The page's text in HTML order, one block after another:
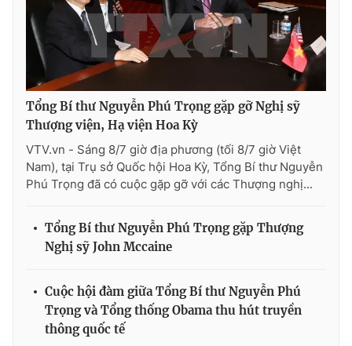
® Cấm sao chép dưới mọi hình thức nếu không có sự chấp
thuận bằng văn bản. Ghi rõ nguồn VTV.vn khi phát hành lại
thông tin từ website này.
Tổng Bí thư Nguyễn Phú Trọng gặp gỡ Nghị sỹ
Thượng viện, Hạ viện Hoa Kỳ
VTV.vn - Sáng 8/7 giờ địa phương (tối 8/7 giờ Việt
Nam), tại Trụ sở Quốc hội Hoa Kỳ, Tổng Bí thư Nguyễn
Phú Trọng đã có cuộc gặp gỡ với các Thượng nghị...
Tổng Bí thư Nguyễn Phú Trọng gặp Thượng
Nghị sỹ John Mccaine
Cuộc hội đàm giữa Tổng Bí thư Nguyễn Phú
Trọng và Tổng thống Obama thu hút truyền
thông quốc tế